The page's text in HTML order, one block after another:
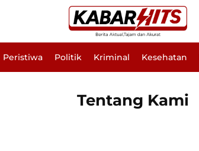
Peristiwa Politik Kriminal Kesehatan
Tentang Kami